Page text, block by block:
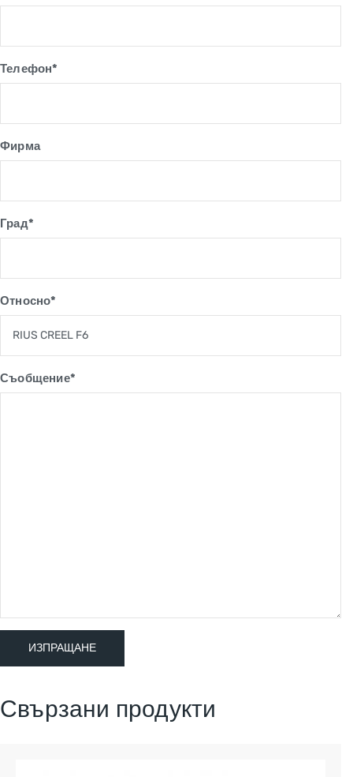
Телефон*
Фирма
Град*
Относно*
Съобщение*
Свързани продукти